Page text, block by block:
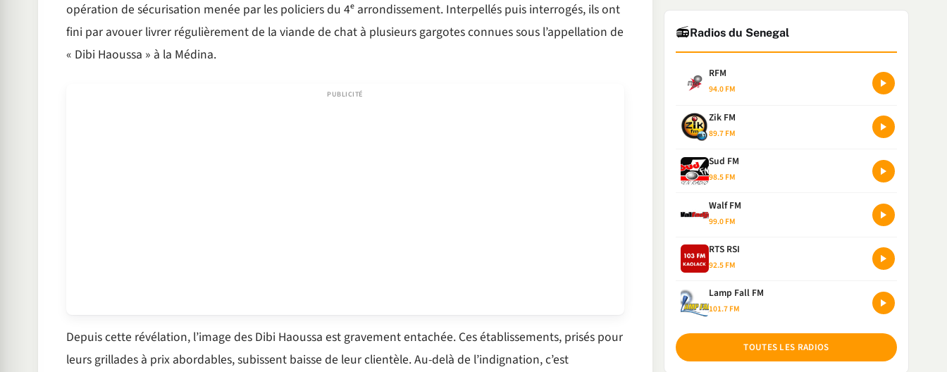
opération de sécurisation menée par les policiers du 4ᵉ arrondissement. Interpellés puis interrogés, ils ont
fini par avouer livrer régulièrement de la viande de chat à plusieurs gargotes connues sous l’appellation de
« Dibi Haoussa » à la Médina.
Depuis cette révélation, l’image des Dibi Haoussa est gravement entachée. Ces établissements, prisés pour
leurs grillades à prix abordables, subissent baisse de leur clientèle. Au-delà de l’indignation, c’est
📻Radios du Senegal
RFM
94.0 FM
Zik FM
89.7 FM
Sud FM
98.5 FM
Walf FM
99.0 FM
RTS RSI
92.5 FM
Lamp Fall FM
101.7 FM
TOUTES LES RADIOS